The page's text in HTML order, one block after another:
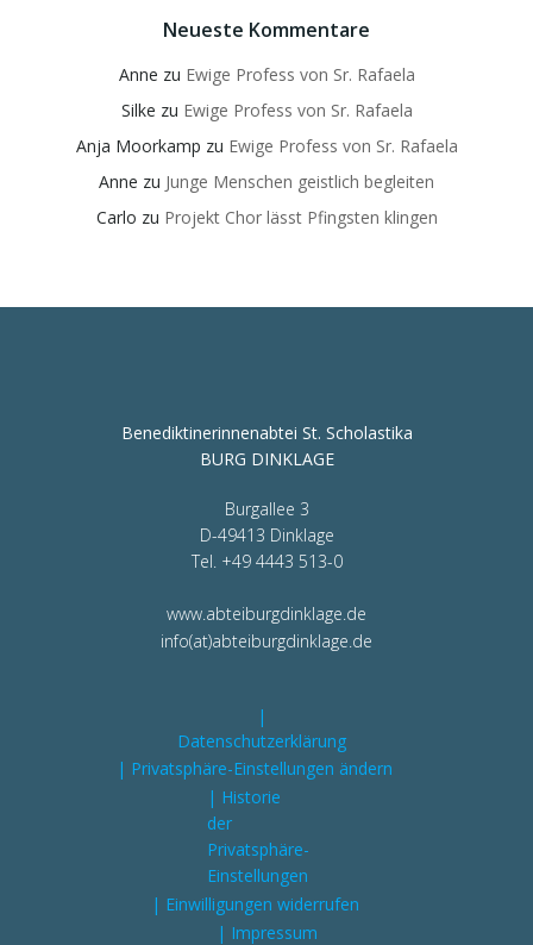
Neueste Kommentare
Anne zu Ewige Profess von Sr. Rafaela
Silke zu Ewige Profess von Sr. Rafaela
Anja Moorkamp zu Ewige Profess von Sr. Rafaela
Anne zu Junge Menschen geistlich begleiten
Carlo zu Projekt Chor lässt Pfingsten klingen
Benediktinerinnenabtei St. Scholastika
BURG DINKLAGE
Burgallee 3
D-49413 Dinklage
Tel. +49 4443 513-0
www.abteiburgdinklage.de
info(at)abteiburgdinklage.de
|
Datenschutzerklärung
| Privatsphäre-Einstellungen ändern
| Historie
der
Privatsphäre-
Einstellungen
| Einwilligungen widerrufen
| Impressum